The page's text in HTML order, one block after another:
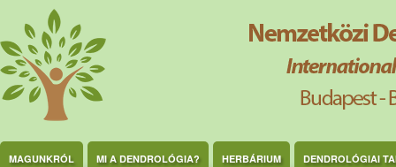
Ugrás a tartalomra
MAGUNKRÓL MI A DENDROLÓGIA? HERBÁRIUM DENDROLÓGIAI